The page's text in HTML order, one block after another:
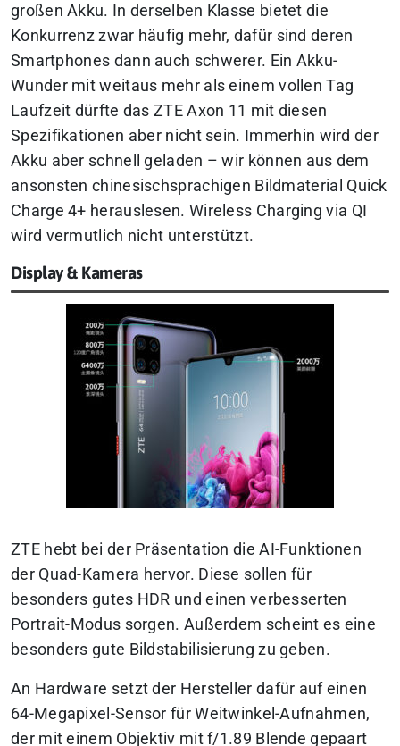
großen Akku. In derselben Klasse bietet die
Konkurrenz zwar häufig mehr, dafür sind deren
Smartphones dann auch schwerer. Ein Akku-
Wunder mit weitaus mehr als einem vollen Tag
Laufzeit dürfte das ZTE Axon 11 mit diesen
Spezifikationen aber nicht sein. Immerhin wird der
Akku aber schnell geladen – wir können aus dem
ansonsten chinesischsprachigen Bildmaterial Quick
Charge 4+ herauslesen. Wireless Charging via QI
wird vermutlich nicht unterstützt.
Display & Kameras
ZTE hebt bei der Präsentation die AI-Funktionen
der Quad-Kamera hervor. Diese sollen für
besonders gutes HDR und einen verbesserten
Portrait-Modus sorgen. Außerdem scheint es eine
besonders gute Bildstabilisierung zu geben.
An Hardware setzt der Hersteller dafür auf einen
64-Megapixel-Sensor für Weitwinkel-Aufnahmen,
der mit einem Objektiv mit f/1.89 Blende gepaart